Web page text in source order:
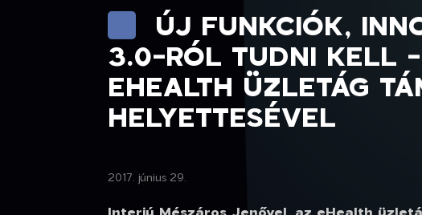
ÚJ FUNKCIÓK,
3.0-RÓL TUDNI KELL
EHEALTH ÜZLETÁG
HELYETTESÉVEL
2017. június 29.